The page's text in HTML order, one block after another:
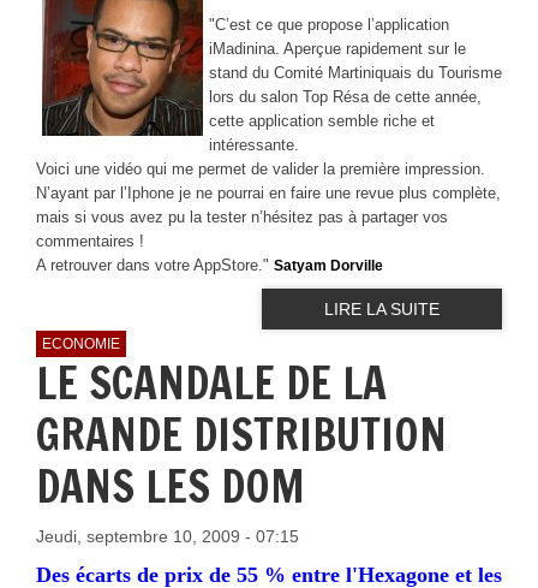
"C’est ce que propose l’application
iMadinina. Aperçue rapidement sur le
stand du Comité Martiniquais du Tourisme
lors du salon Top Résa de cette année,
cette application semble riche et
intéressante.
Voici une vidéo qui me permet de valider la première impression.
N’ayant par l’Iphone je ne pourrai en faire une revue plus complète,
mais si vous avez pu la tester n’hésitez pas à partager vos
commentaires !
A retrouver dans votre AppStore." Satyam Dorville
LIRE LA SUITE
ECONOMIE
LE SCANDALE DE LA
GRANDE DISTRIBUTION
DANS LES DOM
Jeudi, septembre 10, 2009 - 07:15
Des écarts de prix de 55 % entre l'Hexagone et les